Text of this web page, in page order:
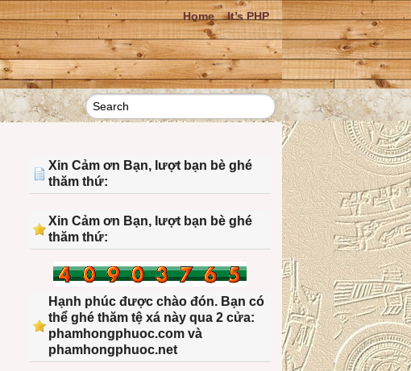
Home It’s PHP
Xin Cảm ơn Bạn, lượt bạn bè ghé
thăm thứ:
Xin Cảm ơn Bạn, lượt bạn bè ghé
thăm thứ:
Hạnh phúc được chào đón. Bạn có
thể ghé thăm tệ xá này qua 2 cửa:
phamhongphuoc.com và
phamhongphuoc.net